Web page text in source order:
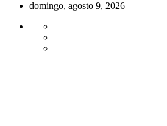
domingo, agosto 9, 2026